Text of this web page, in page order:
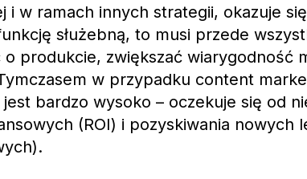
i w ramach innych strategii, okazuje
służebną, to musi przede
o produkcie, zwiększać wiarygodność
w przypadku content
jest bardzo wysoko – oczekuje się od
(ROI) i pozyskiwania nowych